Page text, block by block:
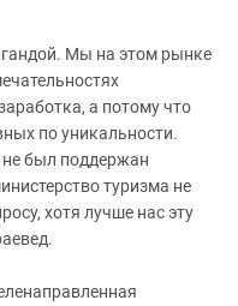
Мы на этом рынке
а потому что
по уникальности.
был поддержан
туризма не
хотя лучше нас эту